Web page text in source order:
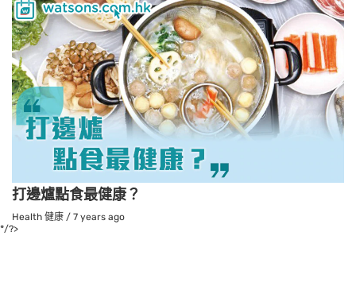
打邊爐點食最健康？
Health 健康 / 7 years ago
*/?>